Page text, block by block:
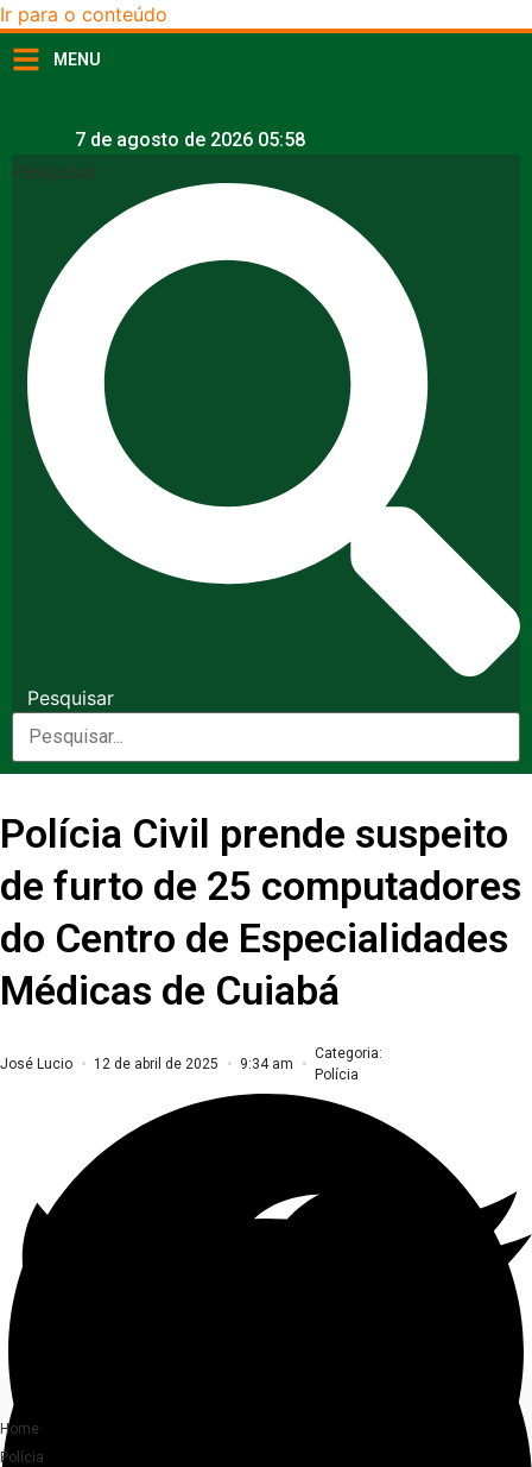
Ir para o conteúdo
MENU
7 de agosto de 2026 05:58
Pesquisar
Pesquisar
Polícia Civil prende suspeito
de furto de 25 computadores
do Centro de Especialidades
Médicas de Cuiabá
José Lucio 12 de abril de 2025 9:34 am
Categoria:
Polícia
Home
Polícia